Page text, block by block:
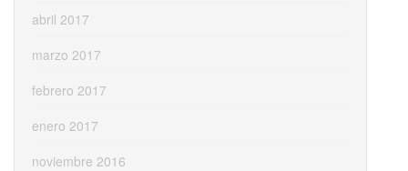
abril 2017
marzo 2017
febrero 2017
enero 2017
noviembre 2016